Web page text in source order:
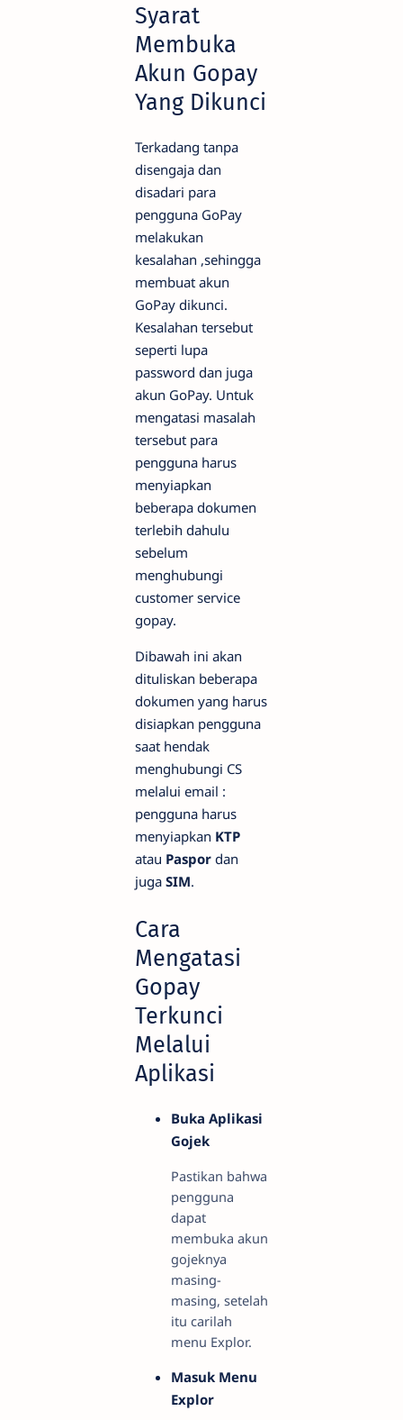
Syarat
Membuka
Akun Gopay
Yang Dikunci
Terkadang tanpa
disengaja dan
disadari para
pengguna GoPay
melakukan
kesalahan ,sehingga
membuat akun
GoPay dikunci.
Kesalahan tersebut
seperti lupa
password dan juga
akun GoPay. Untuk
mengatasi masalah
tersebut para
pengguna harus
menyiapkan
beberapa dokumen
terlebih dahulu
sebelum
menghubungi
customer service
gopay.
Dibawah ini akan
dituliskan beberapa
dokumen yang harus
disiapkan pengguna
saat hendak
menghubungi CS
melalui email :
pengguna harus
menyiapkan KTP
atau Paspor dan
juga SIM.
Cara
Mengatasi
Gopay
Terkunci
Melalui
Aplikasi
Buka Aplikasi
Gojek
Pastikan bahwa
pengguna
dapat
membuka akun
gojeknya
masing-
masing, setelah
itu carilah
menu Explor.
Masuk Menu
Explor